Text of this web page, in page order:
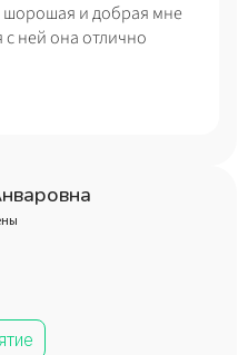
ней она отлично